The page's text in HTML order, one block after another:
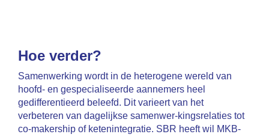
Hoe verder?
Samenwerking wordt in de heterogene wereld van
hoofd- en gespecialiseerde aannemers heel
gedifferentieerd beleefd. Dit varieert van het
verbeteren van dagelijkse samenwer-kingsrelaties tot
co-makership of ketenintegratie. SBR heeft wil MKB-